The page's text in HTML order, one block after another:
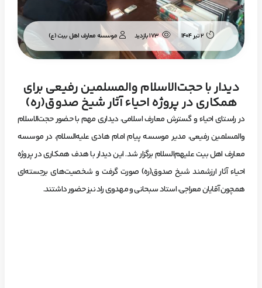
2 تیر 1404 173 بازدید موسسه معارف اهل بیت (ع)
دیدار با حجت‌الاسلام والمسلمین رفیعی برای
همکاری در پروژه احیاء آثار شیخ صدوق(ره)
در راستای احیاء و گسترش معارف اسلامی، دیداری مهم با حضور حجت‌الاسلام
والمسلمین رفیعی، مدیر موسسه پیام امام هادی علیه‌السلام، در موسسه
معارف اهل بیت علیهم‌السلام برگزار شد. این دیدار با هدف همکاری در پروژه
احیاء آثار ارزشمند شیخ صدوق(ره) صورت گرفت و شخصیت‌های برجسته‌ای
همچون آقایان معراجی، استاد سبحانی و مهدوی راد نیز حضور داشتند.